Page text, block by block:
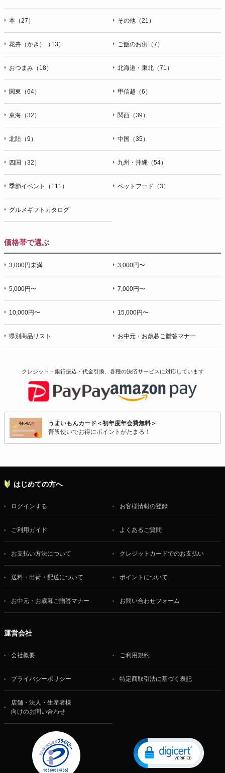
本（27） その他（21）
花卉（かき）（13） ご飯のお供（7）
おつまみ（18） 北海道・東北（71）
関東（64） 甲信越（6）
東海（32） 関西（39）
北陸（9） 中国（35）
四国（32） 九州・沖縄（54）
季節イベント（111） ペットフード（3）
グルメギフトカタログ
価格帯で選ぶ
3,000円未満 3,000円〜
5,000円〜 7,000円〜
10,000円〜 15,000円〜
県別商品リスト お中元・お歳暮ご贈答マナー
クレジット・銀行振込・代金引換、各種の決済サービスに対応しています
うまいもんカード＜初年度年会費無料＞
普段使いでお得にポイントがたまる！
はじめての方へ
ログインする お客様情報の登録
ご利用ガイド よくあるご質問
お支払い方法について クレジットカードでのお支払い
送料・出荷・配送について ポイントについて
お中元・お歳暮ご贈答マナー お問い合わせフォーム
運営会社
会社概要 ご利用規約
プライバシーポリシー 特定商取引法に基づく表記
店舗・法人・生産者様
向けのお問い合わせ